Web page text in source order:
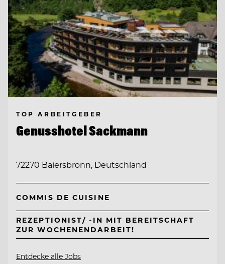
TOP ARBEITGEBER
Genusshotel Sackmann
72270 Baiersbronn, Deutschland
COMMIS DE CUISINE
REZEPTIONIST/ -IN MIT BEREITSCHAFT
ZUR WOCHENENDARBEIT!
Entdecke alle Jobs